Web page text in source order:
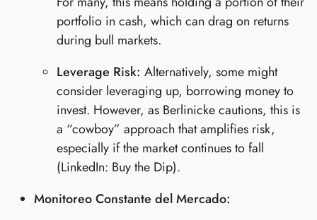
portfolio in cash, which can drag on returns
during bull markets.
Leverage Risk: Alternatively, some might
consider leveraging up, borrowing money to
invest. However, as Berlinicke cautions, this is
a “cowboy” approach that amplifies risk,
especially if the market continues to fall
(LinkedIn: Buy the Dip).
Monitoreo Constante del Mercado: